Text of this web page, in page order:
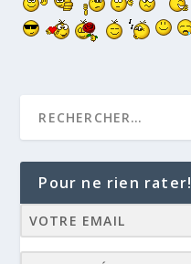
Pour ne rien rater!